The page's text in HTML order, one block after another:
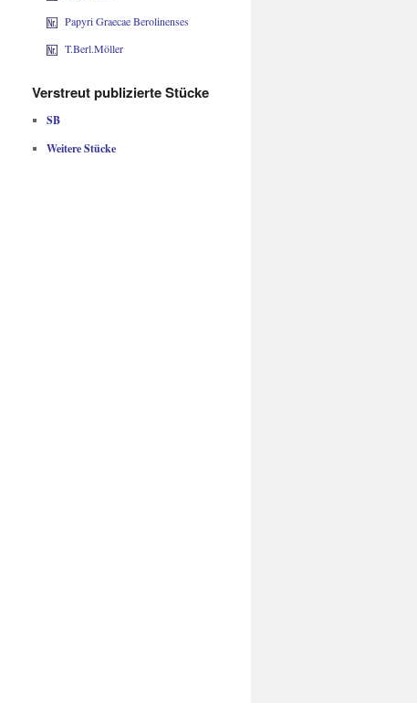
Papyri Graecae Berolinenses
T.Berl.Möller
Verstreut publizierte Stücke
SB
Weitere Stücke